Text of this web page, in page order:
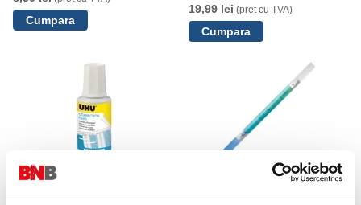
19,99 lei (pret cu TVA)
Lichid corector 20 ml UHU
Pic corector cu rescriere
Scribolino, varf F, Faber-